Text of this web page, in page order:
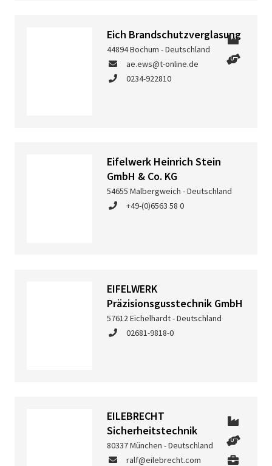
Eich Brandschutzverglasung
44894 Bochum - Deutschland
ae.ews@t-online.de
0234-922810
Eifelwerk Heinrich Stein
GmbH & Co. KG
54655 Malbergweich - Deutschland
+49-(0)6563 58 0
EIFELWERK
Präzisionsgusstechnik GmbH
57612 Eichelhardt - Deutschland
02681-9818-0
EILEBRECHT
Sicherheitstechnik
80337 München - Deutschland
ralf@eilebrecht.com